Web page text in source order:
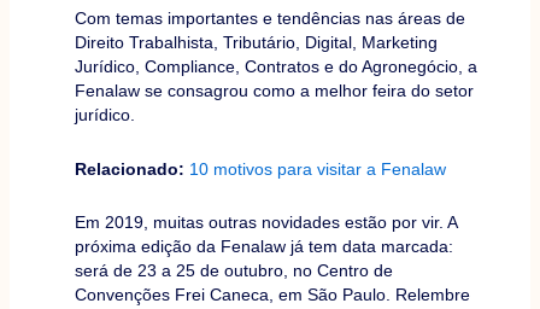
Com temas importantes e tendências nas áreas de
Direito Trabalhista, Tributário, Digital, Marketing
Jurídico, Compliance, Contratos e do Agronegócio, a
Fenalaw se consagrou como a melhor feira do setor
jurídico.
Relacionado: 10 motivos para visitar a Fenalaw
Em 2019, muitas outras novidades estão por vir. A
próxima edição da Fenalaw já tem data marcada:
será de 23 a 25 de outubro, no Centro de
Convenções Frei Caneca, em São Paulo. Relembre